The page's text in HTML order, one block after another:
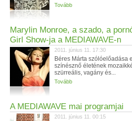
Tovább
Marylin Monroe, a szado, a
Girl Show-ja a MEDIAWAVE-n
2011. június 11. 17:30
Béres Márta szólóelőadása
színésznő életének
szürreális, vagány és...
Tovább
A MEDIAWAVE mai programjai
2011. június 11. 00:15